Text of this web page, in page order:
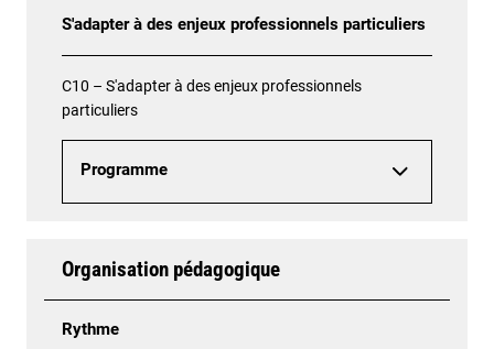
S'adapter à des enjeux professionnels particuliers
C10 – S'adapter à des enjeux professionnels
particuliers
Programme
Organisation pédagogique
Rythme